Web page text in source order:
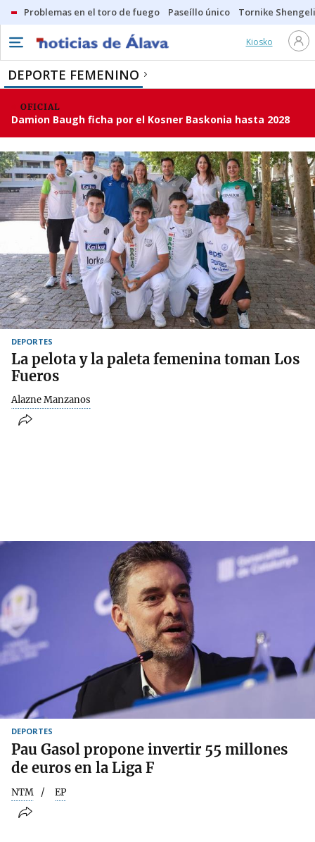
Problemas en el toro de fuego Paseíllo único Tornike
Kiosko
DEPORTE FEMENINO
OFICIAL
Damion Baugh ficha por el Kosner Baskonia hasta 2028
DEPORTES
La pelota y la paleta femenina toman Los
Fueros
Alazne Manzanos
DEPORTES
Pau Gasol propone invertir 55 millones
de euros en la Liga F
NTM EP